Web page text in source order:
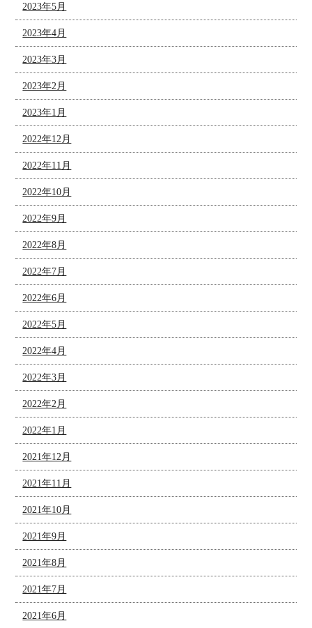
2023年5月
2023年4月
2023年3月
2023年2月
2023年1月
2022年12月
2022年11月
2022年10月
2022年9月
2022年8月
2022年7月
2022年6月
2022年5月
2022年4月
2022年3月
2022年2月
2022年1月
2021年12月
2021年11月
2021年10月
2021年9月
2021年8月
2021年7月
2021年6月